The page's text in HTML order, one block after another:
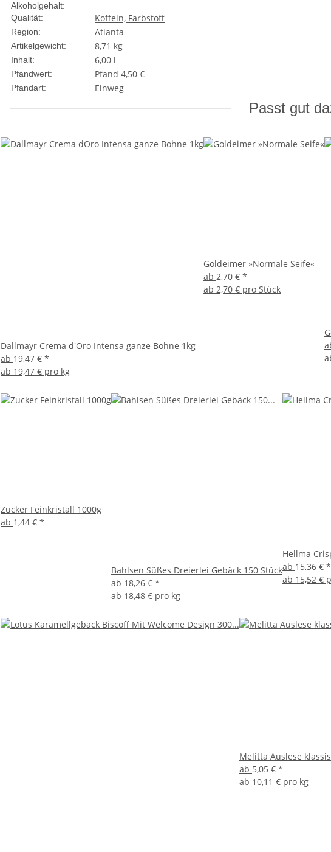
Alkoholgehalt:
Qualität:
Koffein, Farbstoff
Region: Atlanta
Artikelgewicht: 8,71 kg
Inhalt: 6,00 l
Pfandwert: Pfand 4,50 €
Pfandart: Einweg
Passt gut
Dallmayr Crema d'Oro Intensa ganze Bohne 1kg
ab 19,47 € *
ab 19,47 € pro kg
Goldeimer »Normale Seife«
ab 2,70 € *
ab 2,70 € pro Stück
Zucker Feinkristall 1000g
ab 1,44 € *
Bahlsen Süßes Dreierlei Gebäck 150 Stück
ab 18,26 € *
ab 18,48 € pro kg
Hellma
ab 15,36 € *
ab 15,52 €
Melitta Auslese
ab 5,05 € *
ab 10,11 € pro kg